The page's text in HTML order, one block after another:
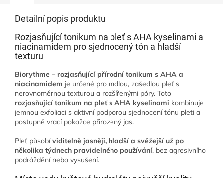
Detailní popis produktu
Rozjasňující tonikum na pleť s AHA kyselinami a
niacinamidem pro sjednocený tón a hladší
texturu
Biorythme – rozjasňující přírodní tonikum s AHA a
niacinamidem je určené pro mdlou, zašedlou pleť s
nerovnoměrnou texturou a rozšířenými póry. Toto
rozjasňující tonikum na pleť s AHA kyselinami kombinuje
jemnou exfoliaci s aktivní podporou sjednocení tónu pleti a
postupně vrací pokožce přirozený jas.
Pleť působíviditelně jasněji, hladší a svěžejší už po
několika týdnech pravidelného používání, bez agresivního
podráždění nebo vysušení.